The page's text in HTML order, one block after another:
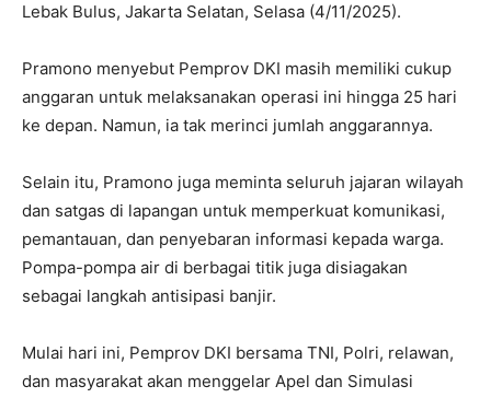
Lebak Bulus, Jakarta Selatan, Selasa (4/11/2025).
Pramono menyebut Pemprov DKI masih memiliki cukup
anggaran untuk melaksanakan operasi ini hingga 25 hari
ke depan. Namun, ia tak merinci jumlah anggarannya.
Selain itu, Pramono juga meminta seluruh jajaran wilayah
dan satgas di lapangan untuk memperkuat komunikasi,
pemantauan, dan penyebaran informasi kepada warga.
Pompa-pompa air di berbagai titik juga disiagakan
sebagai langkah antisipasi banjir.
Mulai hari ini, Pemprov DKI bersama TNI, Polri, relawan,
dan masyarakat akan menggelar Apel dan Simulasi